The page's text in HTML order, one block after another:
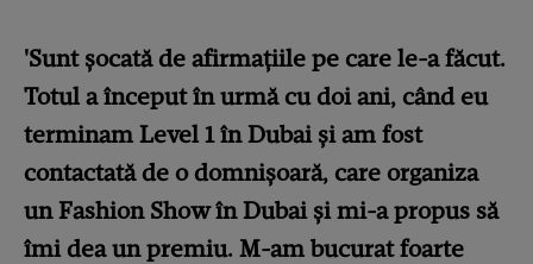
'Sunt șocată de afirmațiile pe care le-a făcut.
Totul a început în urmă cu doi ani, când eu
terminam Level 1 în Dubai și am fost
contactată de o domnișoară, care organiza
un Fashion Show în Dubai și mi-a propus să
îmi dea un premiu. M-am bucurat foarte